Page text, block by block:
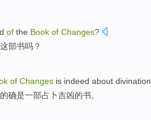
of the Book of Changes?
这部书吗？
of Changes is indeed about divination
的确是一部占卜吉凶的书。